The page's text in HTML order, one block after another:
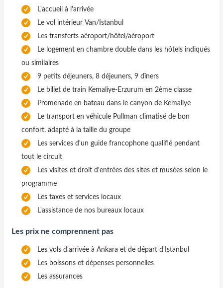
L'accueil à l'arrivée
Le vol intérieur Van/Istanbul
Les transferts aéroport/hôtel/aéroport
Le logement en chambre double dans les hôtels indiqués
ou similaires
9 petits déjeuners, 8 déjeuners, 9 dîners
Le billet de train Kemaliye-Erzurum en 2ème classe
Promenade en bateau dans le canyon de Kemaliye
Le transport en véhicule Pullman climatisé de bon
confort, adapté à la taille du groupe
Les services d'un guide francophone qualifié pendant
tout le circuit
Les visites et droit d'entrées des sites et musées selon le
programme
Les taxes et services locaux
L'assistance de nos bureaux locaux
Les prix ne comprennent pas
Les vols d'arrivée à Ankara et de départ d'Istanbul
Les boissons et dépenses personnelles
Les assurances